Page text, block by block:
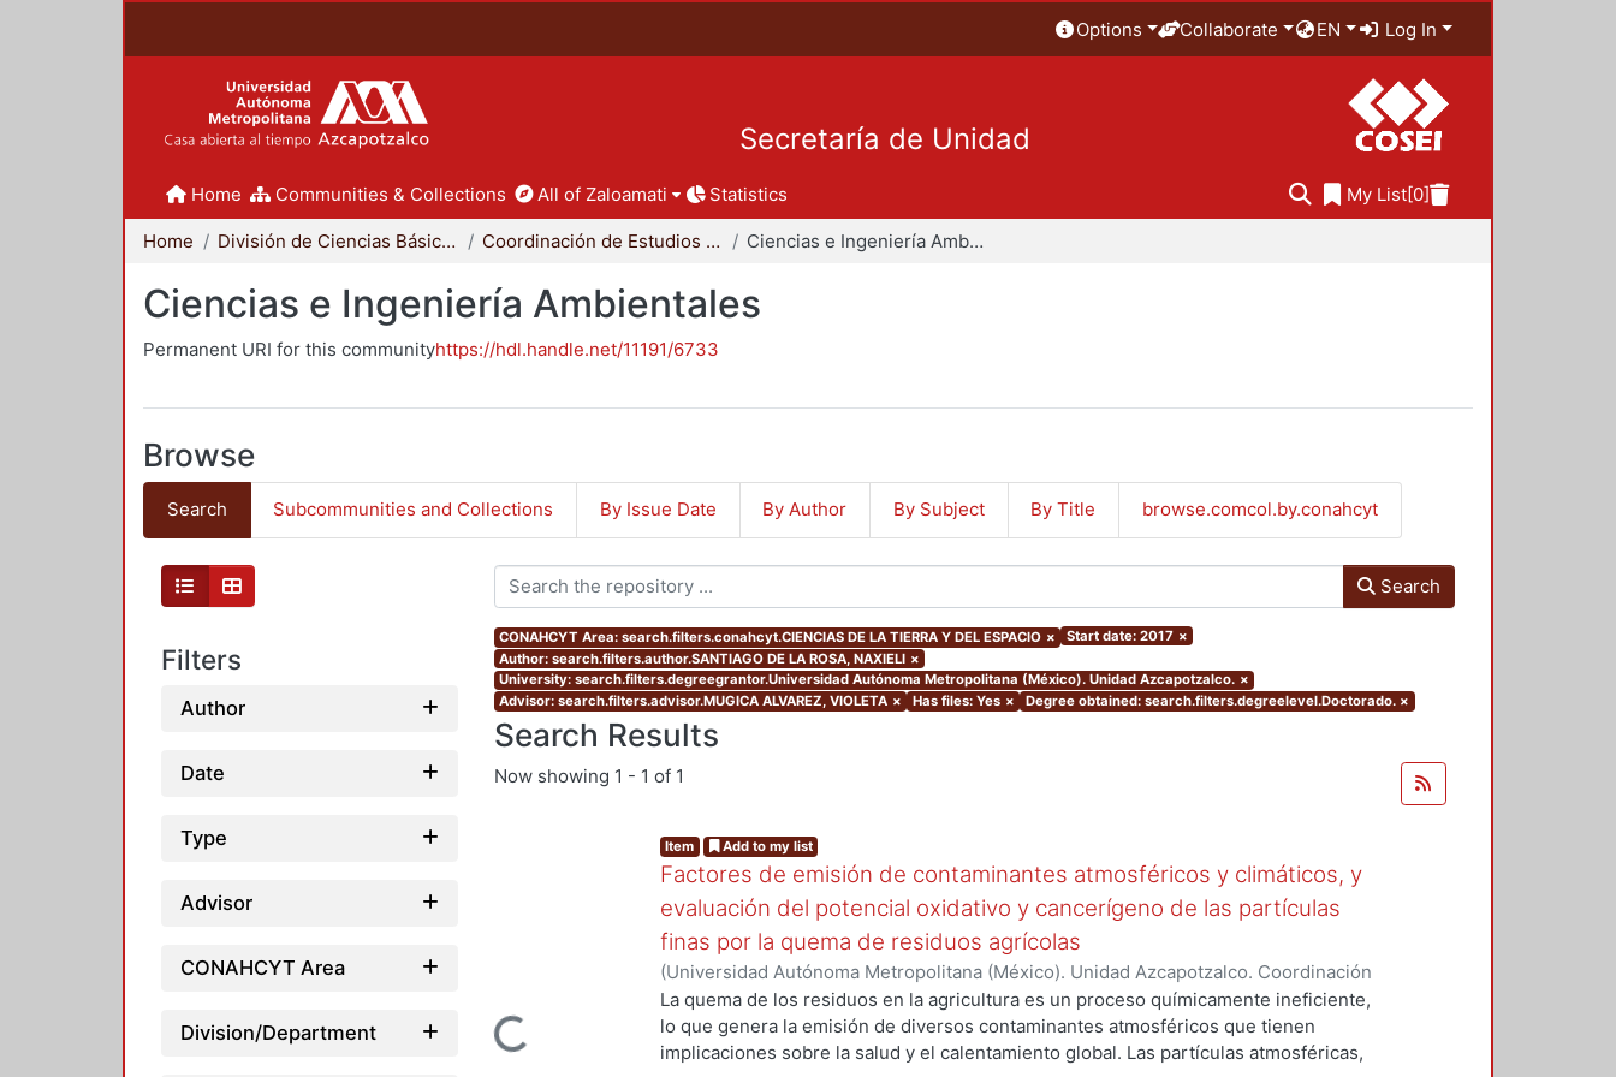
Options Collaborate EN Log In
Secretaría de Unidad
Home Communities & Collections All of Zaloamati Statistics My List[0]
Home División de Ciencias Básicas e Ingeniería Coordinación de Estudios de Posgrado - CBI Ciencias e Ingeniería Ambientales
Ciencias e Ingeniería Ambientales
Permanent URI for this communityhttps://hdl.handle.net/11191/6733
Browse
Search Subcommunities and Collections By Issue Date By Author By Subject By Title browse.comcol.by.conahcyt
Filters
Author
Date
Type
Advisor
CONAHCYT Area
Division/Department
Search
CONAHCYT Area: search.filters.conahcyt.CIENCIAS DE LA TIERRA Y DEL ESPACIO × Start date: 2017 ×
Author: search.filters.author.SANTIAGO DE LA ROSA, NAXIELI ×
University: search.filters.degreegrantor.Universidad Autónoma Metropolitana (México). Unidad Azcapotzalco. ×
Advisor: search.filters.advisor.MUGICA ALVAREZ, VIOLETA × Has files: Yes × Degree obtained: search.filters.degreelevel.Doctorado. ×
Search Results
Now showing 1 - 1 of 1
Loading...
Item Add to my list
Factores de emisión de contaminantes atmosféricos y climáticos, y
evaluación del potencial oxidativo y cancerígeno de las partículas
finas por la quema de residuos agrícolas
(Universidad Autónoma Metropolitana (México). Unidad Azcapotzalco. Coordinación
de Servicios de Información.,2017)SANTIAGO DE LA ROSA, NAXIELI
La quema de los residuos en la agricultura es un proceso químicamente ineficiente,
lo que genera la emisión de diversos contaminantes atmosféricos que tienen
implicaciones sobre la salud y el calentamiento global. Las partículas atmosféricas,